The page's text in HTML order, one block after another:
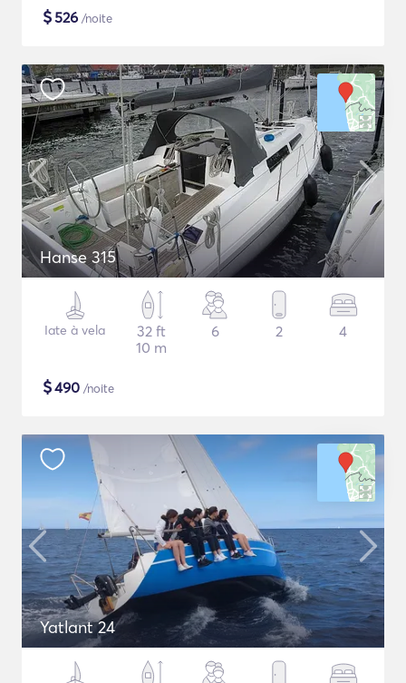
$526 /noite
Hanse 315
Iate à vela
32 ft
10 m
6 2 4
$490 /noite
Yatlant 24